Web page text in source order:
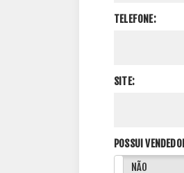
TELEFONE:
SITE:
POSSUI
NÃO